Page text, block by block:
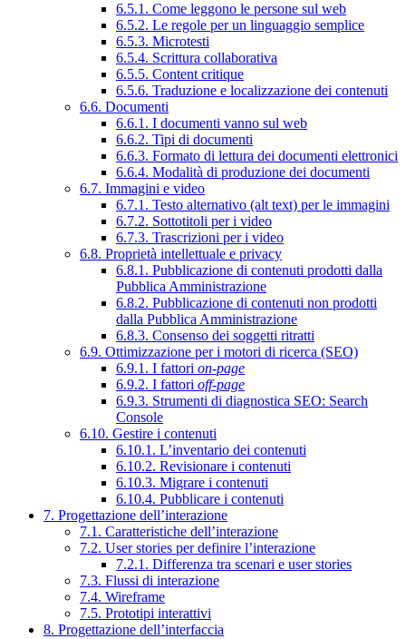
6.5.1. Come leggono le persone sul web
6.5.2. Le regole per un linguaggio semplice
6.5.3. Microtesti
6.5.4. Scrittura collaborativa
6.5.5. Content critique
6.5.6. Traduzione e localizzazione dei contenuti
6.6. Documenti
6.6.1. I documenti vanno sul web
6.6.2. Tipi di documenti
6.6.3. Formato di lettura dei documenti elettronici
6.6.4. Modalità di produzione dei documenti
6.7. Immagini e video
6.7.1. Testo alternativo (alt text) per le immagini
6.7.2. Sottotitoli per i video
6.7.3. Trascrizioni per i video
6.8. Proprietà intellettuale e privacy
6.8.1. Pubblicazione di contenuti prodotti dalla
Pubblica Amministrazione
6.8.2. Pubblicazione di contenuti non prodotti
dalla Pubblica Amministrazione
6.8.3. Consenso dei soggetti ritratti
6.9. Ottimizzazione per i motori di ricerca (SEO)
6.9.1. I fattori on-page
6.9.2. I fattori off-page
6.9.3. Strumenti di diagnostica SEO: Search
Console
6.10. Gestire i contenuti
6.10.1. L’inventario dei contenuti
6.10.2. Revisionare i contenuti
6.10.3. Migrare i contenuti
6.10.4. Pubblicare i contenuti
7. Progettazione dell’interazione
7.1. Caratteristiche dell’interazione
7.2. User stories per definire l’interazione
7.2.1. Differenza tra scenari e user stories
7.3. Flussi di interazione
7.4. Wireframe
7.5. Prototipi interattivi
8. Progettazione dell’interfaccia